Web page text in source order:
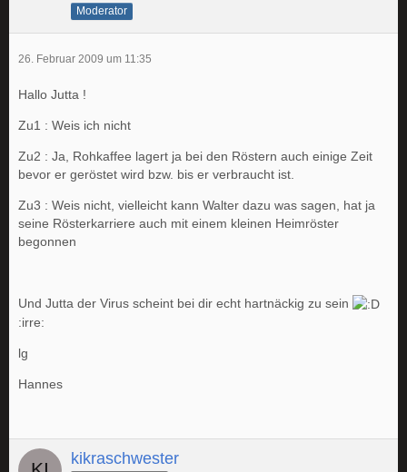
Moderator
26. Februar 2009 um 11:35
Hallo Jutta !
Zu1 : Weis ich nicht
Zu2 : Ja, Rohkaffee lagert ja bei den Röstern auch einige Zeit
bevor er geröstet wird bzw. bis er verbraucht ist.
Zu3 : Weis nicht, vielleicht kann Walter dazu was sagen, hat ja
seine Rösterkarriere auch mit einem kleinen Heimröster
begonnen
Und Jutta der Virus scheint bei dir echt hartnäckig zu sein
:irre:
lg
Hannes
kikraschwester